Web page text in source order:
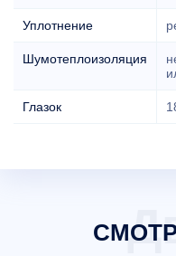
Уплотнение
Шумотеплоизоляция
Глазок